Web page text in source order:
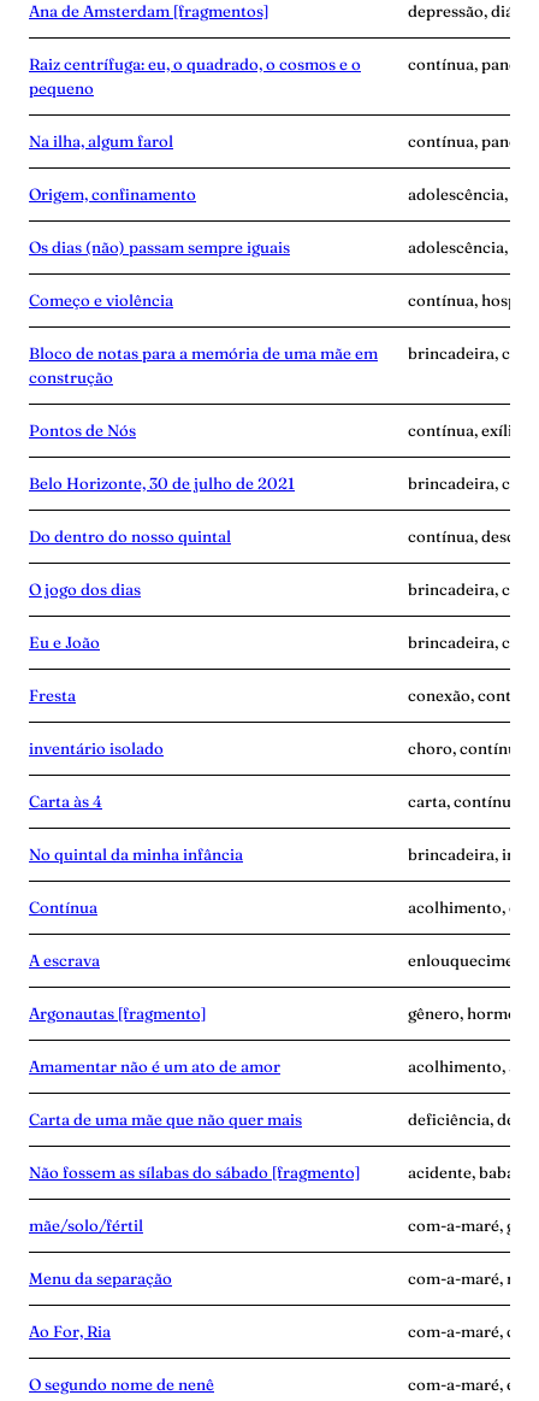
Ana de Amsterdam [fragmentos] depressão, diário
Raiz centrífuga: eu, o quadrado, o cosmos e o
pequeno
contínua,
Na ilha, algum farol contínua,
Origem, confinamento adolescência,
Os dias (não) passam sempre iguais adolescência,
Começo e violência contínua,
Bloco de notas para a memória de uma mãe em
construção
brincadeira,
Pontos de Nós contínua, exílio,
Belo Horizonte, 30 de julho de 2021 brincadeira,
Do dentro do nosso quintal contínua,
O jogo dos dias brincadeira,
Eu e João brincadeira,
Fresta conexão,
inventário isolado choro, contínua,
Carta às 4 carta, contínua,
No quintal da minha infância brincadeira,
Contínua acolhimento,
A escrava
Argonautas [fragmento] gênero,
Amamentar não é um ato de amor acolhimento,
Carta de uma mãe que não quer mais deficiência,
Não fossem as sílabas do sábado [fragmento] acidente, babás,
mãe/solo/fértil com-a-maré,
Menu da separação com-a-maré,
Ao For, Ria com-a-maré,
O segundo nome de nenê com-a-maré,